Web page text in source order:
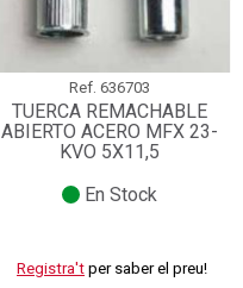
Ref. 636703
TUERCA REMACHABLE
ABIERTO ACERO MFX 23-
KVO 5X11,5
En Stock
Registra't per saber el preu!